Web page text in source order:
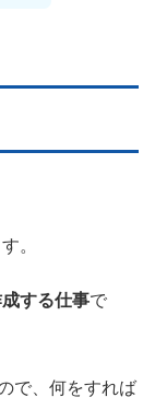
。
する仕事で
で、何をすれば